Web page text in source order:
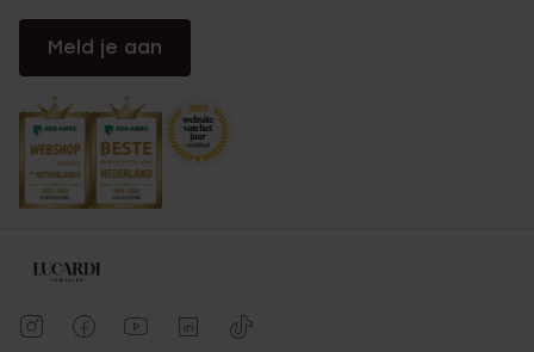
Meld je aan